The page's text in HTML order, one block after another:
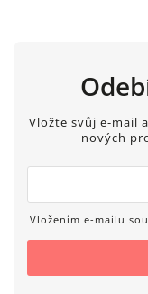
Vložte svůj e-mail
nových
Vložením e-mailu